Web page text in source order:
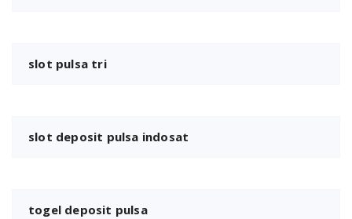
slot pulsa tri
slot deposit pulsa indosat
togel deposit pulsa